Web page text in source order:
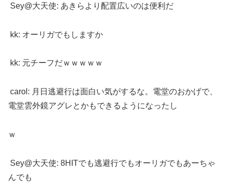
Sey@大天使: あきらより配置広いのは便利だ
kk: オーリガでもしますか
kk: 元チーフだｗｗｗｗｗ
carol: 月日逃避行は面白い気がするな。電堂のおかげで、
電堂雲外鏡アグレとかもできるようになったし
ｗ
Sey@大天使: 8HITでも逃避行でもオーリガでもあーちゃ
んでも